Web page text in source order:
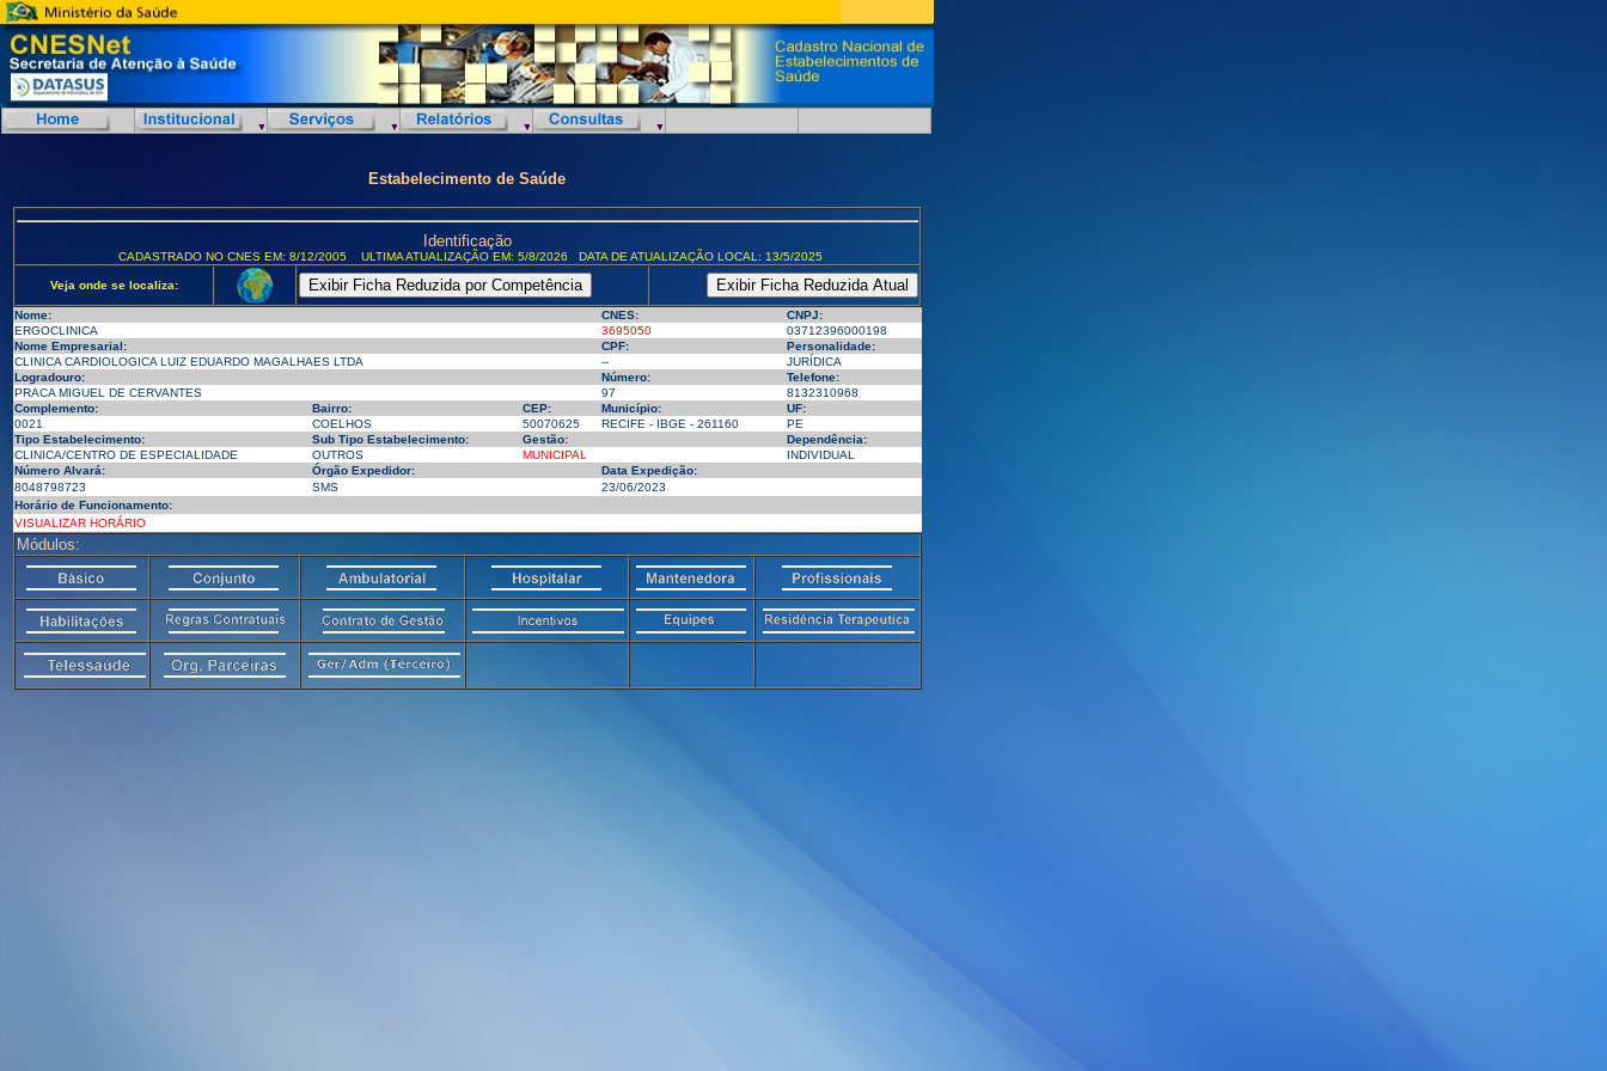
Estabelecimento de Saúde
Identificação
CADASTRADO NO CNES EM: 8/12/2005 ULTIMA ATUALIZAÇÃO EM: 5/8/2026 DATA DE ATUALIZAÇÃO LOCAL: 13/5/2025
Veja onde se localiza:
Nome: CNES:
CNPJ:
ERGOCLINICA
3695050
03712396000198
Nome Empresarial:
CPF:
Personalidade:
CLINICA CARDIOLOGICA LUIZ EDUARDO MAGALHAES LTDA
--
JURÍDICA
Logradouro:
Número:
Telefone:
PRACA MIGUEL DE CERVANTES
97
8132310968
Complemento:
Bairro: CEP: Município:
UF:
0021
COELHOS 50070625 RECIFE - IBGE - 261160
PE
Tipo Estabelecimento:
Sub Tipo Estabelecimento: Gestão:
Dependência:
CLINICA/CENTRO DE ESPECIALIDADE
OUTROS MUNICIPAL
INDIVIDUAL
Número Alvará:
Órgão Expedidor:
Data Expedição:
8048798723
SMS
23/06/2023
Horário de Funcionamento:
VISUALIZAR HORÁRIO
Módulos: